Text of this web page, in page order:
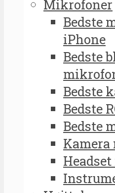
Mikrofoner
Bedste
iPhone
Bedste
Bedste
Bedste
Bedste